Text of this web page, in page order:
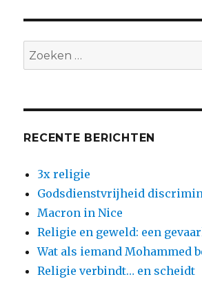
Zoeken
naar:
RECENTE BERICHTEN
3x religie
Godsdienstvrijheid
Macron in Nice
Religie en geweld: een
Wat als iemand Mohammed
Religie verbindt… en scheidt